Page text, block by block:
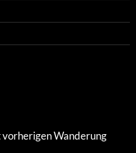
vorherigen Wanderung